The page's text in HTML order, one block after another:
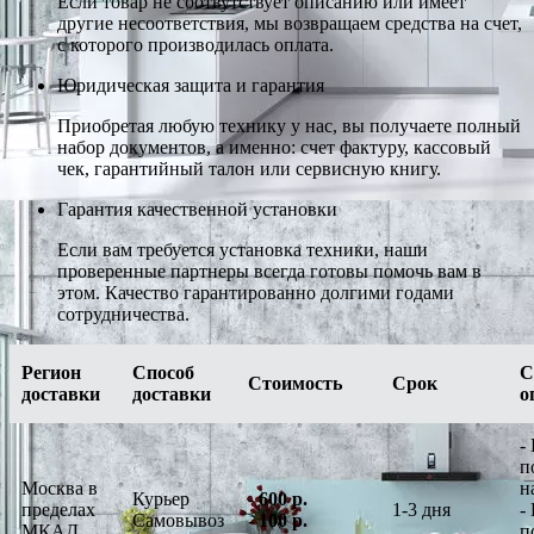
другие несоответствия, мы возвращаем средства на счет,
с которого производилась оплата.
Юридическая защита и гарантия
Приобретая любую технику у нас, вы получаете полный
набор документов, а именно: счет фактуру, кассовый
чек, гарантийный талон или сервисную книгу.
Гарантия качественной установки
Если вам требуется установка техники, наши
проверенные партнеры всегда готовы помочь вам в
этом. Качество гарантированно долгими годами
сотрудничества.
Регион
доставки
Способ
доставки
Стоимость Срок
Москва в
пределах
Курьер
Самовывоз
-600 р.
-100 р.
1-3 дня
-
-